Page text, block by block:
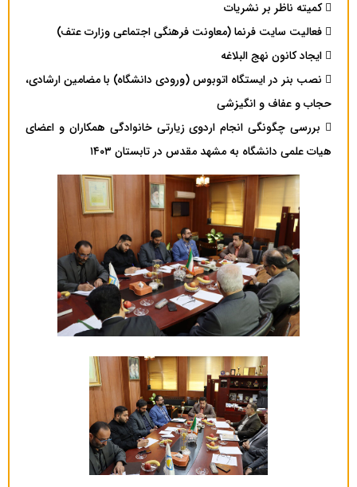
 کمیته ناظر بر نشریات
 فعالیت سایت فرنما (معاونت فرهنگی اجتماعی وزارت عتف)
 ایجاد کانون نهج البلاغه
 نصب بنر در ایستگاه اتوبوس (ورودی دانشگاه) با مضامین ارشادی،
حجاب و عفاف و انگیزشی
 بررسی چگونگی انجام اردوی زیارتی خانوادگی همکاران و اعضای
هیات علمی دانشگاه به مشهد مقدس در تابستان ۱۴۰۳